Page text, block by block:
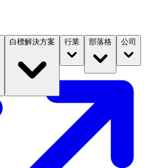
白標解決方案 行業 部落格 公司